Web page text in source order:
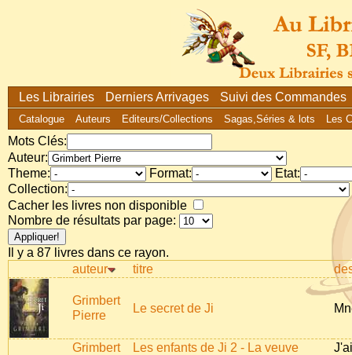
Les Librairies Derniers Arrivages Suivi des Commandes
Catalogue Auteurs Editeurs/Collections Sagas,Séries & lots Les
Mots Clés:
Auteur:
Theme:
Format:
Etat:
Collection:
Cacher les livres non disponible
Nombre de résultats par page:
Il y a 87 livres dans ce rayon.
auteur
titre
Grimbert
Pierre
Le secret de Ji
Grimbert
Les enfants de Ji 2 - La veuve